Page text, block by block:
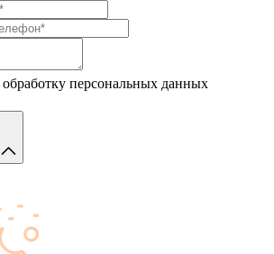
обработку персональных данных